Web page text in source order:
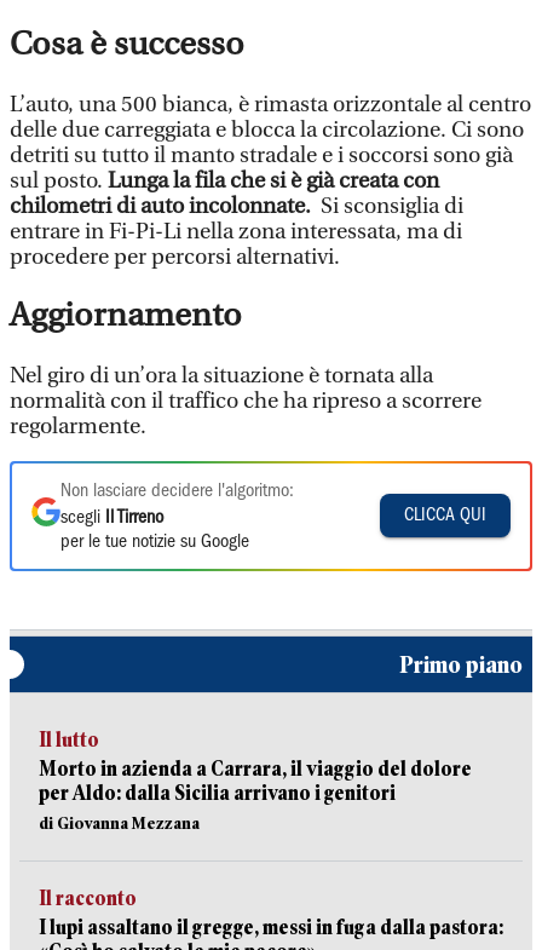
Cosa è successo
L’auto, una 500 bianca, è rimasta orizzontale al centro
delle due carreggiata e blocca la circolazione. Ci sono
detriti su tutto il manto stradale e i soccorsi sono già
sul posto. Lunga la fila che si è già creata con
chilometri di auto incolonnate. Si sconsiglia di
entrare in Fi-Pi-Li nella zona interessata, ma di
procedere per percorsi alternativi.
Aggiornamento
Nel giro di un’ora la situazione è tornata alla
normalità con il traffico che ha ripreso a scorrere
regolarmente.
Non lasciare decidere l'algoritmo:
scegli
Il Tirreno
per le tue notizie su Google
CLICCA QUI
Primo piano
Il lutto
Morto in azienda a Carrara, il viaggio del dolore
per Aldo: dalla Sicilia arrivano i genitori
di Giovanna Mezzana
Il racconto
I lupi assaltano il gregge, messi in fuga dalla pastora: